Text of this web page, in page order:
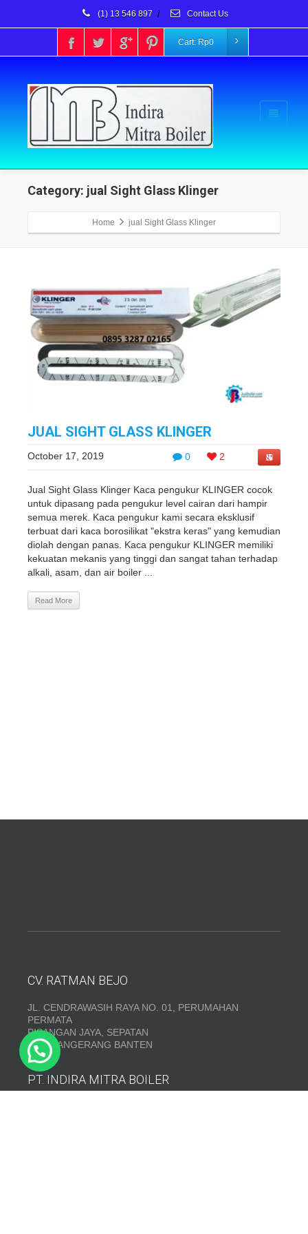
(1) 13 546 897 / Contact Us
Cart: Rp0
Category: jual Sight Glass Klinger
Home jual Sight Glass Klinger
JUAL SIGHT GLASS KLINGER
0 2
October 17, 2019
Jual Sight Glass Klinger Kaca pengukur KLINGER cocok
untuk dipasang pada pengukur level cairan dari hampir
semua merek. Kaca pengukur kami secara eksklusif
terbuat dari kaca borosilikat "ekstra keras" yang kemudian
diolah dengan panas. Kaca pengukur KLINGER memiliki
kekuatan mekanis yang tinggi dan sangat tahan terhadap
alkali, asam, dan air boiler ...
Read More
CV. RATMAN BEJO
JL. CENDRAWASIH RAYA NO. 01, PERUMAHAN
PERMATA
PISANGAN JAYA, SEPATAN
KAB. TANGERANG BANTEN
PT. INDIRA MITRA BOILER